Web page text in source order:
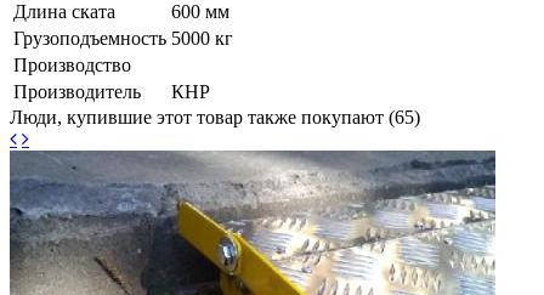
Длина ската
600 мм
Грузоподъемность 5000 кг
Производство
Производитель
КНР
Люди, купившие этот товар также покупают (65)